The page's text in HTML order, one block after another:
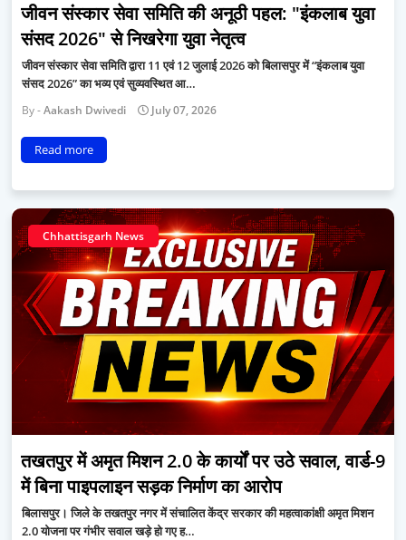
जीवन संस्कार सेवा समिति की अनूठी पहल: "इंकलाब युवा
संसद 2026" से निखरेगा युवा नेतृत्व
जीवन संस्कार सेवा समिति द्वारा 11 एवं 12 जुलाई 2026 को बिलासपुर में “इंकलाब युवा
संसद 2026” का भव्य एवं सुव्यवस्थित आ…
Aakash Dwivedi July 07, 2026
Read more
Chhattisgarh News
तखतपुर में अमृत मिशन 2.0 के कार्यों पर उठे सवाल, वार्ड-9
में बिना पाइपलाइन सड़क निर्माण का आरोप
बिलासपुर। जिले के तखतपुर नगर में संचालित केंद्र सरकार की महत्वाकांक्षी अमृत मिशन
2.0 योजना पर गंभीर सवाल खड़े हो गए ह…